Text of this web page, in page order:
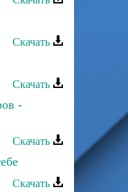
Скачать
Скачать
-
Скачать
Скачать